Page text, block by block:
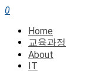
0
Home
교육과정
About
IT